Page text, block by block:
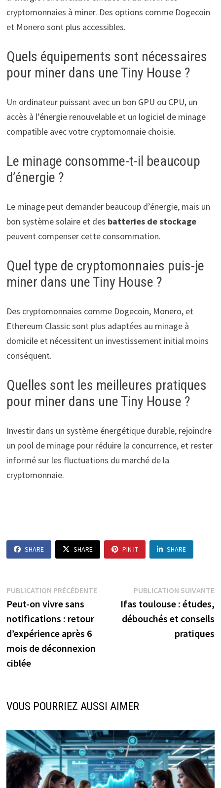
cryptomonnaies à miner. Des options comme Dogecoin
et Monero sont plus accessibles.
Quels équipements sont nécessaires
pour miner dans une Tiny House ?
Un ordinateur puissant avec un bon GPU ou CPU, un
accès à l’énergie renouvelable et un logiciel de minage
compatible avec votre cryptomonnaie choisie.
Le minage consomme-t-il beaucoup
d’énergie ?
Le minage peut demander beaucoup d’énergie, mais un
bon système solaire et des batteries de stockage
peuvent compenser cette consommation.
Quel type de cryptomonnaies puis-je
miner dans une Tiny House ?
Des cryptomonnaies comme Dogecoin, Monero, et
Ethereum Classic sont plus adaptées au minage à
domicile et nécessitent un investissement initial moins
conséquent.
Quelles sont les meilleures pratiques
pour miner dans une Tiny House ?
Investir dans un système énergétique durable, rejoindre
un pool de minage pour réduire la concurrence, et rester
informé sur les fluctuations du marché de la
cryptomonnaie.
SHARE SHARE PIN IT SHARE
Navigation
de
l’article
PUBLICATION PRÉCÉDENTEPublication
précédente :
Peut-on vivre sans
notifications : retour
d’expérience après 6
mois de déconnexion
ciblée
PUBLICATION SUIVANTE
Ifas toulouse : études,
débouchés et conseils
pratiques
VOUS POURRIEZ AUSSI AIMER